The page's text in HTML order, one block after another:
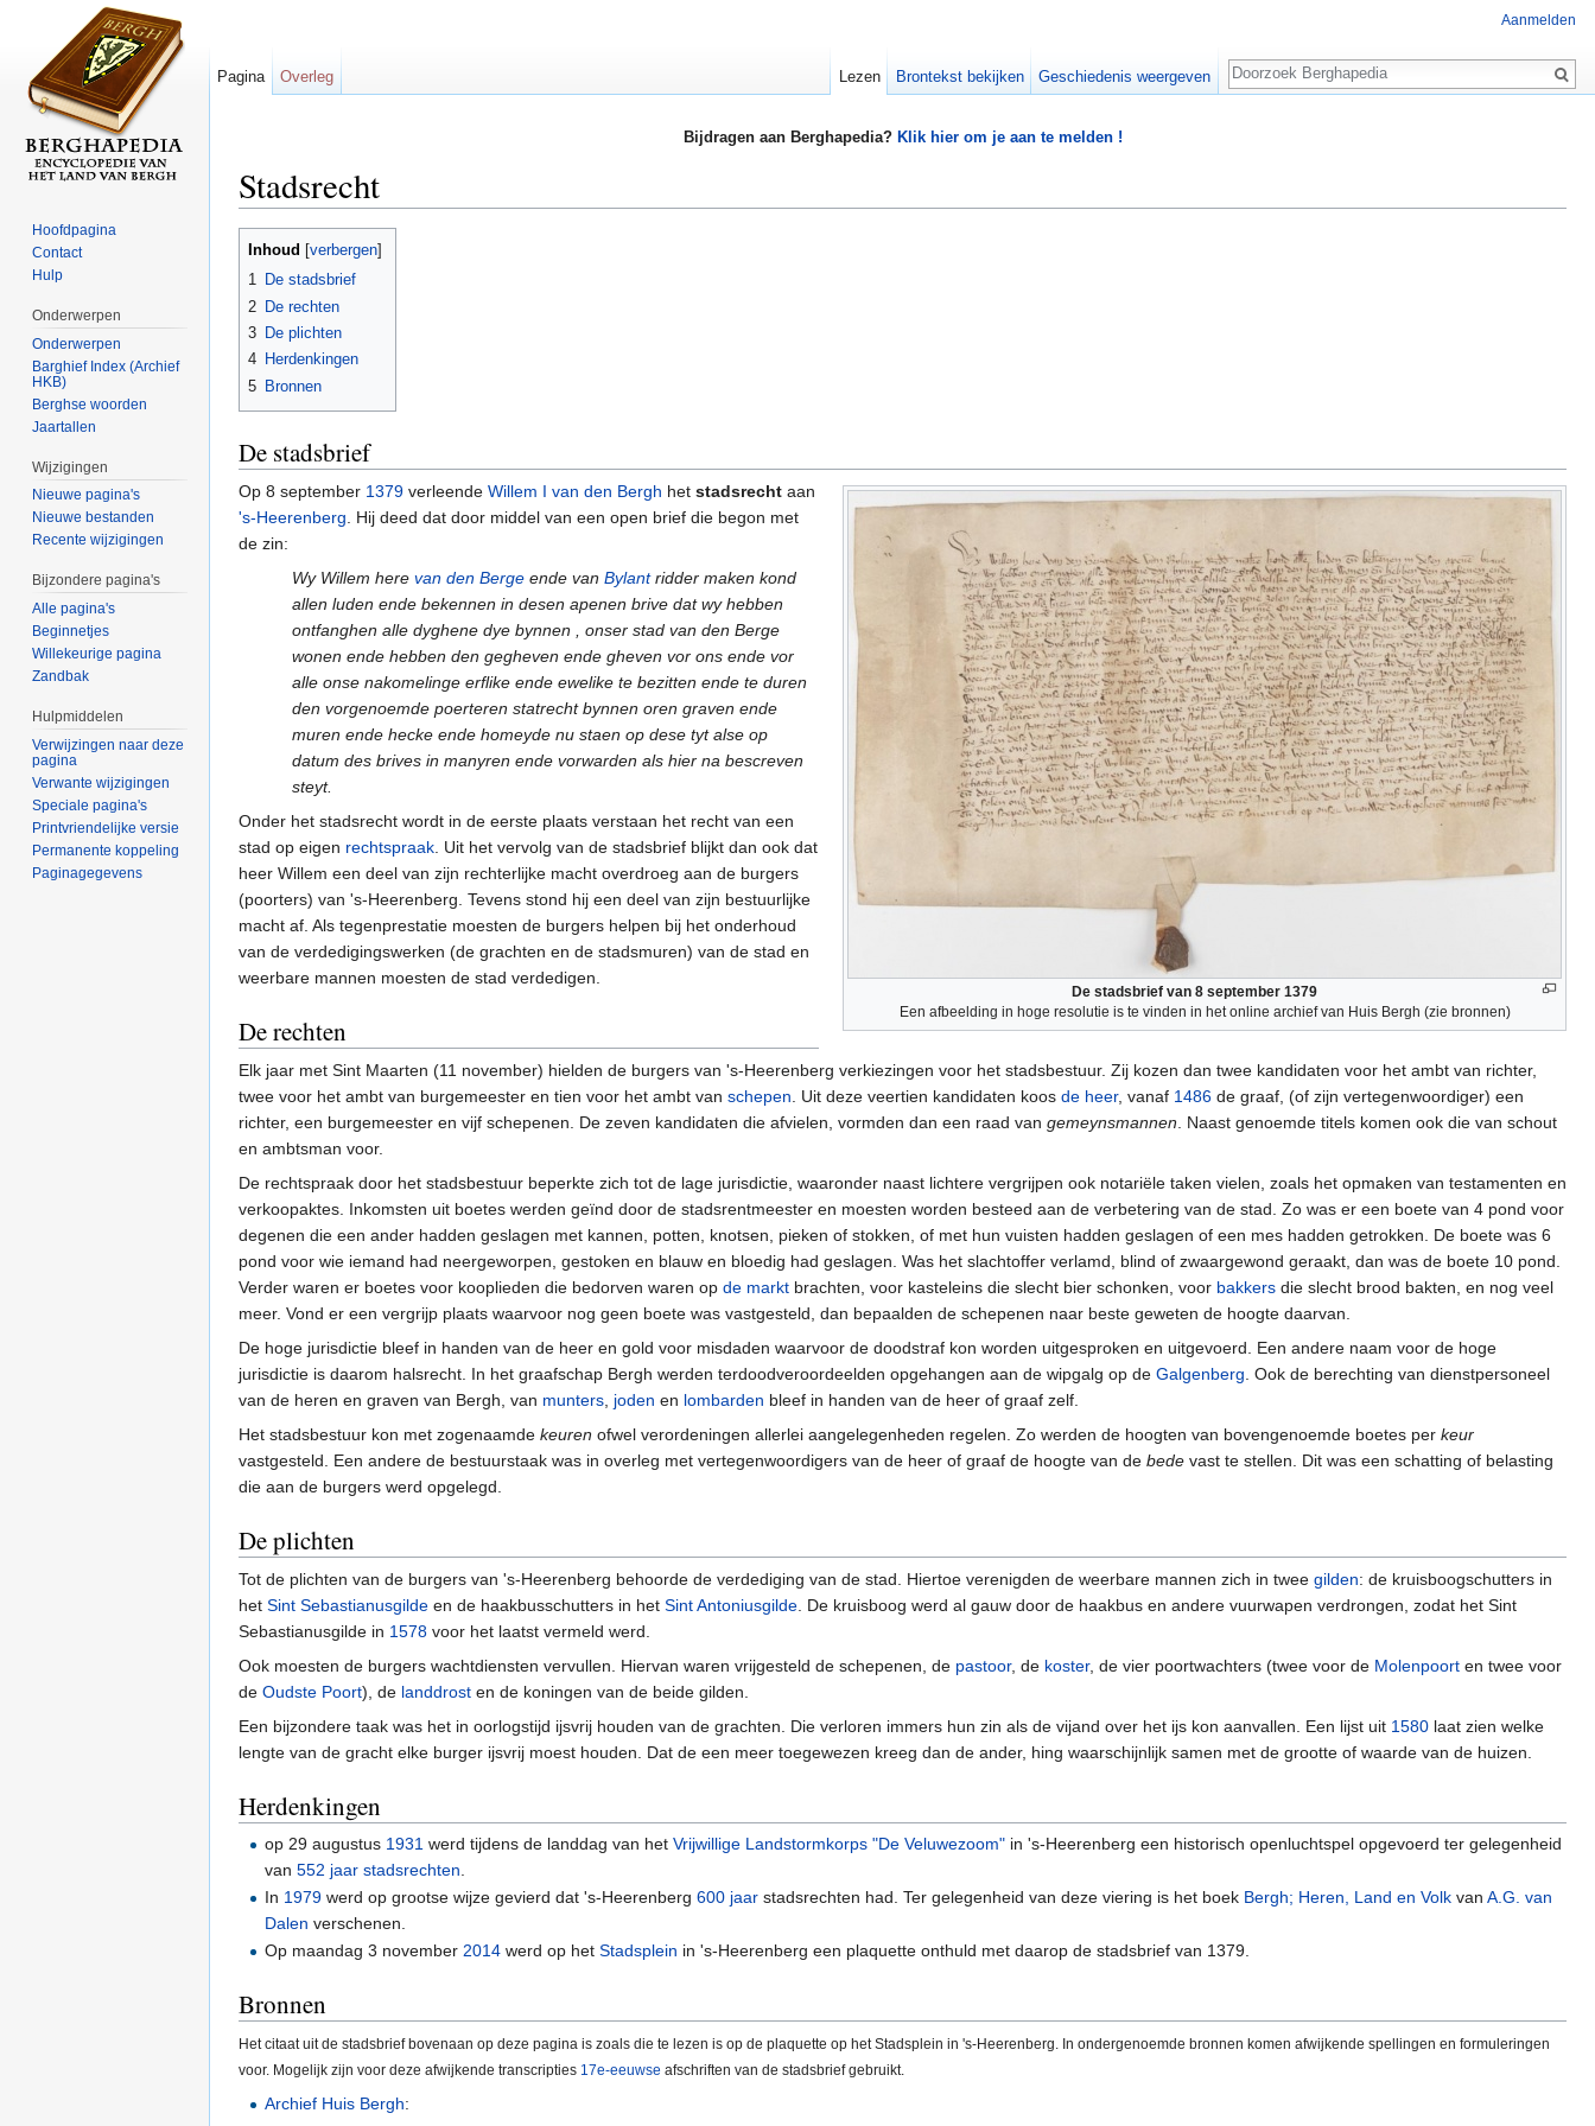
Bijdragen aan Berghapedia? Klik hier om je aan te melden !
Stadsrecht
Inhoud verbergen
1 De stadsbrief
2 De rechten
3 De plichten
4 Herdenkingen
5 Bronnen
De stadsbrief
De stadsbrief van 8 september 1379
Een afbeelding in hoge resolutie is te vinden in het online archief van Huis Bergh (zie bronnen)
Op 8 september 1379 verleende Willem I van den Bergh het stadsrecht aan
's-Heerenberg. Hij deed dat door middel van een open brief die begon met
de zin:
Wy Willem here van den Bergeende van Bylantridder maken kond
allen luden ende bekennen in desen apenen brive dat wy hebben
ontfanghen alle dyghene dye bynnen , onser stad van den Berge
wonen ende hebben den gegheven ende gheven vor ons ende vor
alle onse nakomelinge erflike ende ewelike te bezitten ende te duren
den vorgenoemde poerteren statrecht bynnen oren graven ende
muren ende hecke ende homeyde nu staen op dese tyt alse op
datum des brives in manyren ende vorwarden als hier na bescreven
steyt.
Onder het stadsrecht wordt in de eerste plaats verstaan het recht van een
stad op eigen rechtspraak. Uit het vervolg van de stadsbrief blijkt dan ook dat
heer Willem een deel van zijn rechterlijke macht overdroeg aan de burgers
(poorters) van 's-Heerenberg. Tevens stond hij een deel van zijn bestuurlijke
macht af. Als tegenprestatie moesten de burgers helpen bij het onderhoud
van de verdedigingswerken (de grachten en de stadsmuren) van de stad en
weerbare mannen moesten de stad verdedigen.
De rechten
Elk jaar met Sint Maarten (11 november) hielden de burgers van 's-Heerenberg verkiezingen voor het stadsbestuur. Zij kozen dan twee kandidaten voor het ambt van richter,
twee voor het ambt van burgemeester en tien voor het ambt van schepen. Uit deze veertien kandidaten koos de heer, vanaf 1486 de graaf, (of zijn vertegenwoordiger) een
richter, een burgemeester en vijf schepenen. De zeven kandidaten die afvielen, vormden dan een raad van gemeynsmannen. Naast genoemde titels komen ook die van schout
en ambtsman voor.
De rechtspraak door het stadsbestuur beperkte zich tot de lage jurisdictie, waaronder naast lichtere vergrijpen ook notariële taken vielen, zoals het opmaken van testamenten en
verkoopaktes. Inkomsten uit boetes werden geïnd door de stadsrentmeester en moesten worden besteed aan de verbetering van de stad. Zo was er een boete van 4 pond voor
degenen die een ander hadden geslagen met kannen, potten, knotsen, pieken of stokken, of met hun vuisten hadden geslagen of een mes hadden getrokken. De boete was 6
pond voor wie iemand had neergeworpen, gestoken en blauw en bloedig had geslagen. Was het slachtoffer verlamd, blind of zwaargewond geraakt, dan was de boete 10 pond.
Verder waren er boetes voor kooplieden die bedorven waren op de markt brachten, voor kasteleins die slecht bier schonken, voor bakkers die slecht brood bakten, en nog veel
meer. Vond er een vergrijp plaats waarvoor nog geen boete was vastgesteld, dan bepaalden de schepenen naar beste geweten de hoogte daarvan.
De hoge jurisdictie bleef in handen van de heer en gold voor misdaden waarvoor de doodstraf kon worden uitgesproken en uitgevoerd. Een andere naam voor de hoge
jurisdictie is daarom halsrecht. In het graafschap Bergh werden terdoodveroordeelden opgehangen aan de wipgalg op de Galgenberg. Ook de berechting van dienstpersoneel
van de heren en graven van Bergh, van munters, joden en lombarden bleef in handen van de heer of graaf zelf.
Het stadsbestuur kon met zogenaamde keuren ofwel verordeningen allerlei aangelegenheden regelen. Zo werden de hoogten van bovengenoemde boetes per keur
vastgesteld. Een andere de bestuurstaak was in overleg met vertegenwoordigers van de heer of graaf de hoogte van de bede vast te stellen. Dit was een schatting of belasting
die aan de burgers werd opgelegd.
De plichten
Tot de plichten van de burgers van 's-Heerenberg behoorde de verdediging van de stad. Hiertoe verenigden de weerbare mannen zich in twee gilden: de kruisboogschutters in
het Sint Sebastianusgilde en de haakbusschutters in het Sint Antoniusgilde. De kruisboog werd al gauw door de haakbus en andere vuurwapen verdrongen, zodat het Sint
Sebastianusgilde in 1578 voor het laatst vermeld werd.
Ook moesten de burgers wachtdiensten vervullen. Hiervan waren vrijgesteld de schepenen, de pastoor, de koster, de vier poortwachters (twee voor de Molenpoort en twee voor
de Oudste Poort), de landdrost en de koningen van de beide gilden.
Een bijzondere taak was het in oorlogstijd ijsvrij houden van de grachten. Die verloren immers hun zin als de vijand over het ijs kon aanvallen. Een lijst uit 1580 laat zien welke
lengte van de gracht elke burger ijsvrij moest houden. Dat de een meer toegewezen kreeg dan de ander, hing waarschijnlijk samen met de grootte of waarde van de huizen.
Herdenkingen
op 29 augustus 1931 werd tijdens de landdag van hetVrijwillige Landstormkorps "De Veluwezoom" in 's-Heerenberg een historisch openluchtspel opgevoerd ter gelegenheid
van552 jaar stadsrechten
In 1979 werd op grootse wijze gevierd dat 's-Heerenberg600 jaar stadsrechten had. Ter gelegenheid van deze viering is het boek Bergh; Heren, Land en Volk vanA.G. van
Dalen verschenen.
Op maandag 3 november2014 werd op hetStadsplein in 's-Heerenberg een plaquette onthuld met daarop de stadsbrief van 1379.
Bronnen
Het citaat uit de stadsbrief bovenaan op deze pagina is zoals die te lezen is op de plaquette op het Stadsplein in 's-Heerenberg. In ondergenoemde bronnen komen afwijkende spellingen en formuleringen
voor. Mogelijk zijn voor deze afwijkende transcripties 17e-eeuwse afschriften van de stadsbrief gebruikt.
Archief Huis Bergh:
Aanmelden
Pagina Overleg Lezen Brontekst bekijken Geschiedenis weergeven
Zoeken
Hoofdpagina
Contact
Hulp
Onderwerpen
Onderwerpen
Barghief Index (Archief
HKB)
Berghse woorden
Jaartallen
Wijzigingen
Nieuwe pagina's
Nieuwe bestanden
Recente wijzigingen
Bijzondere pagina's
Alle pagina's
Beginnetjes
Willekeurige pagina
Zandbak
Hulpmiddelen
Verwijzingen naar deze
pagina
Verwante wijzigingen
Speciale pagina's
Printvriendelijke versie
Permanente koppeling
Paginagegevens